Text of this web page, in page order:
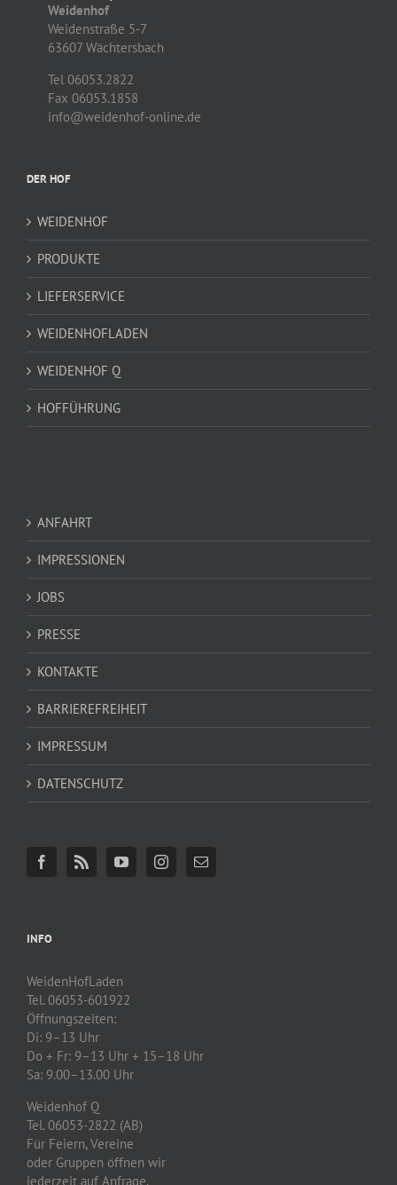
Weidenhof
Weidenstraße 5-7
63607 Wächtersbach
Tel 06053.2822
Fax 06053.1858
info@weidenhof-online.de
DER HOF
WEIDENHOF
PRODUKTE
LIEFERSERVICE
WEIDENHOFLADEN
WEIDENHOF Q
HOFFÜHRUNG
ANFAHRT
IMPRESSIONEN
JOBS
PRESSE
KONTAKTE
BARRIEREFREIHEIT
IMPRESSUM
DATENSCHUTZ
INFO
WeidenHofLaden
Tel. 06053-601922
Öffnungszeiten:
Di: 9–13 Uhr
Do + Fr: 9–13 Uhr + 15–18 Uhr
Sa: 9.00–13.00 Uhr
Weidenhof Q
Tel. 06053-2822 (AB)
Für Feiern, Vereine
oder Gruppen öffnen wir
jederzeit auf Anfrage.